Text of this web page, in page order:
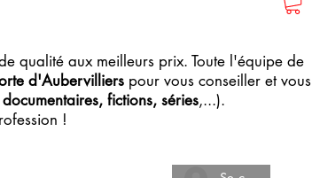
qualité aux meilleurs prix. Toute l'équipe de
d'Aubervilliers pour vous conseiller et vous
fictions, séries,...).
!